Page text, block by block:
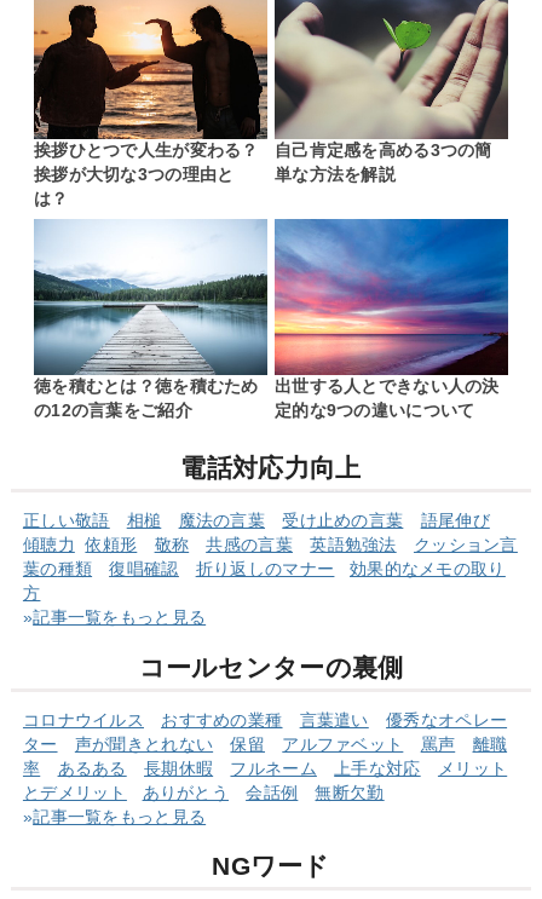
挨拶ひとつで人生が変わる？
挨拶が大切な3つの理由と
は？
自己肯定感を高める3つの簡
単な方法を解説
徳を積むとは？徳を積むため
の12の言葉をご紹介
出世する人とできない人の決
定的な9つの違いについて
電話対応力向上
正しい敬語 相槌 魔法の言葉 受け止めの言葉
語尾伸び
傾聴力
依頼形 敬称 共感の言葉 英語勉強法 クッショ ン言
葉の種類 復唱確認 折り返しのマナー
効果的なメモの取り
方
»記事一覧をもっと見る
コールセンターの裏側
コロナウイルス おすすめの業種 言葉遣い
優秀なオペレー
ター
声が聞きとれない 保留 アルファベット 罵声
離職
率
あるある 長期休暇 フルネーム 上手な対応
メリット
とデメリット
ありがとう 会話例
無断欠勤
»記事一覧をもっと見る
NGワード